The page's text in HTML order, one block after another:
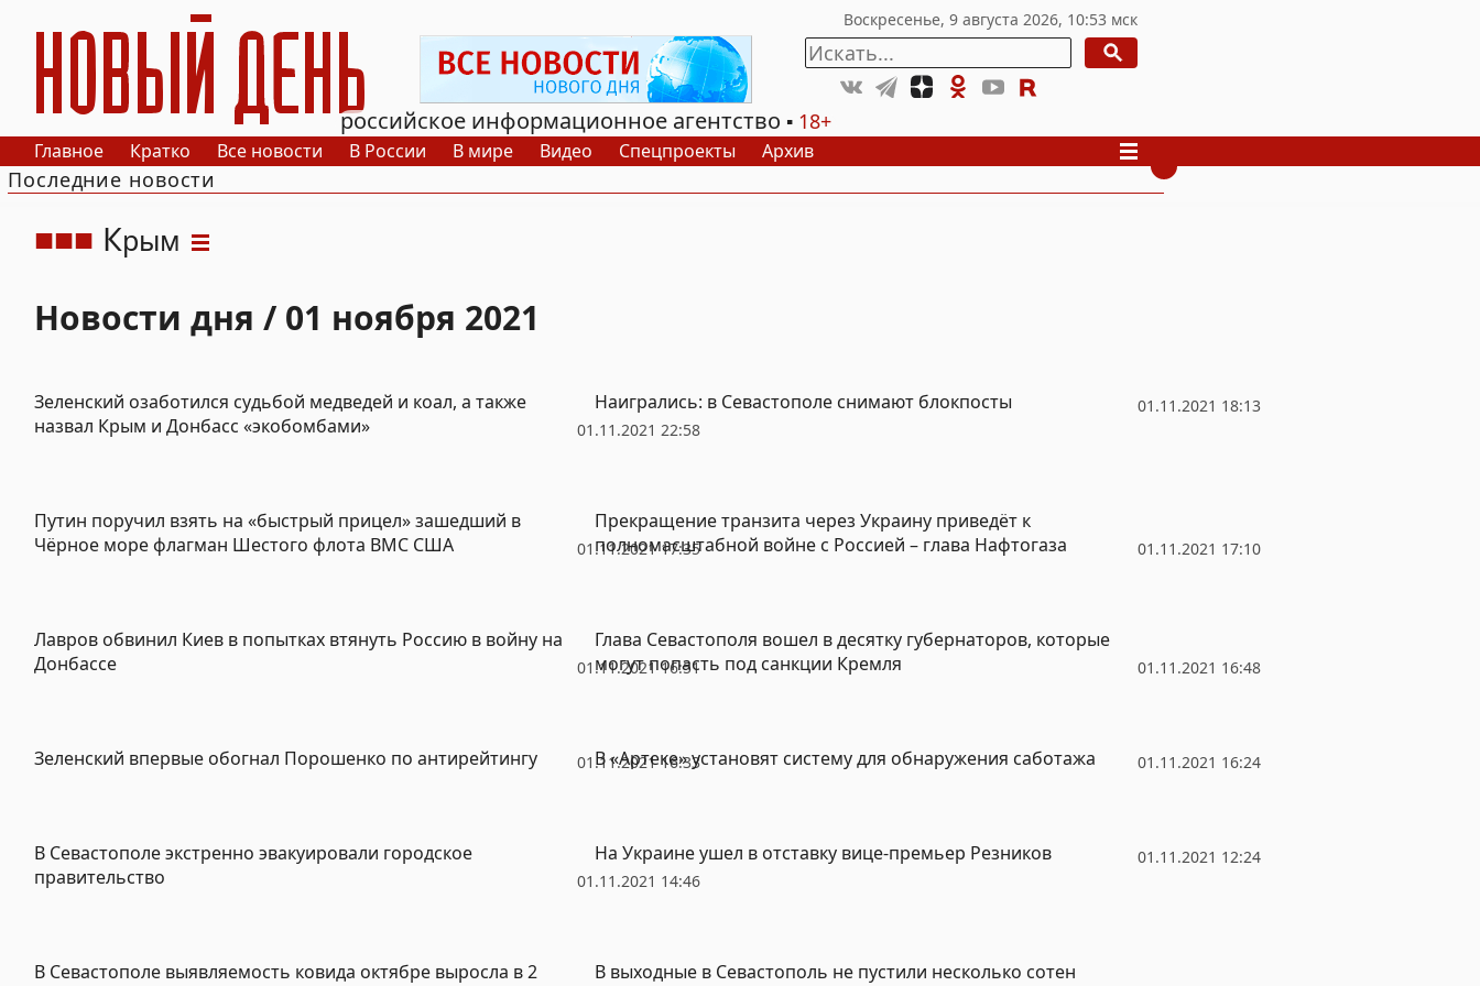
РИА Новый День
российское информационное агентство
18+
Главное Кратко Все новости В России В мире Видео Спецпроекты Архив
Последние новости
Крым
Новости дня / 01 ноября 2021
01.11.2021 22:58
Зеленский озаботился судьбой медведей и коал, а также
назвал Крым и Донбасс «экобомбами»
01.11.2021 18:13
Наигрались: в Севастополе снимают блокпосты
01.11.2021 17:35
Путин поручил взять на «быстрый прицел» зашедший в
Чёрное море флагман Шестого флота ВМС США
01.11.2021 17:10
Прекращение транзита через Украину приведёт к
полномасштабной войне с Россией – глава Нафтогаза
01.11.2021 16:51
Лавров обвинил Киев в попытках втянуть Россию в войну на
Донбассе
01.11.2021 16:48
Глава Севастополя вошел в десятку губернаторов, которые
могут попасть под санкции Кремля
01.11.2021 16:33
Зеленский впервые обогнал Порошенко по антирейтингу 01.11.2021 16:24
В «Артеке» установят систему для обнаружения саботажа
01.11.2021 14:46
В Севастополе экстренно эвакуировали городское
правительство
01.11.2021 12:24
На Украине ушел в отставку вице-премьер Резников
В Севастополе выявляемость ковида октябре выросла в 2
В выходные в Севастополь не пустили несколько сотен